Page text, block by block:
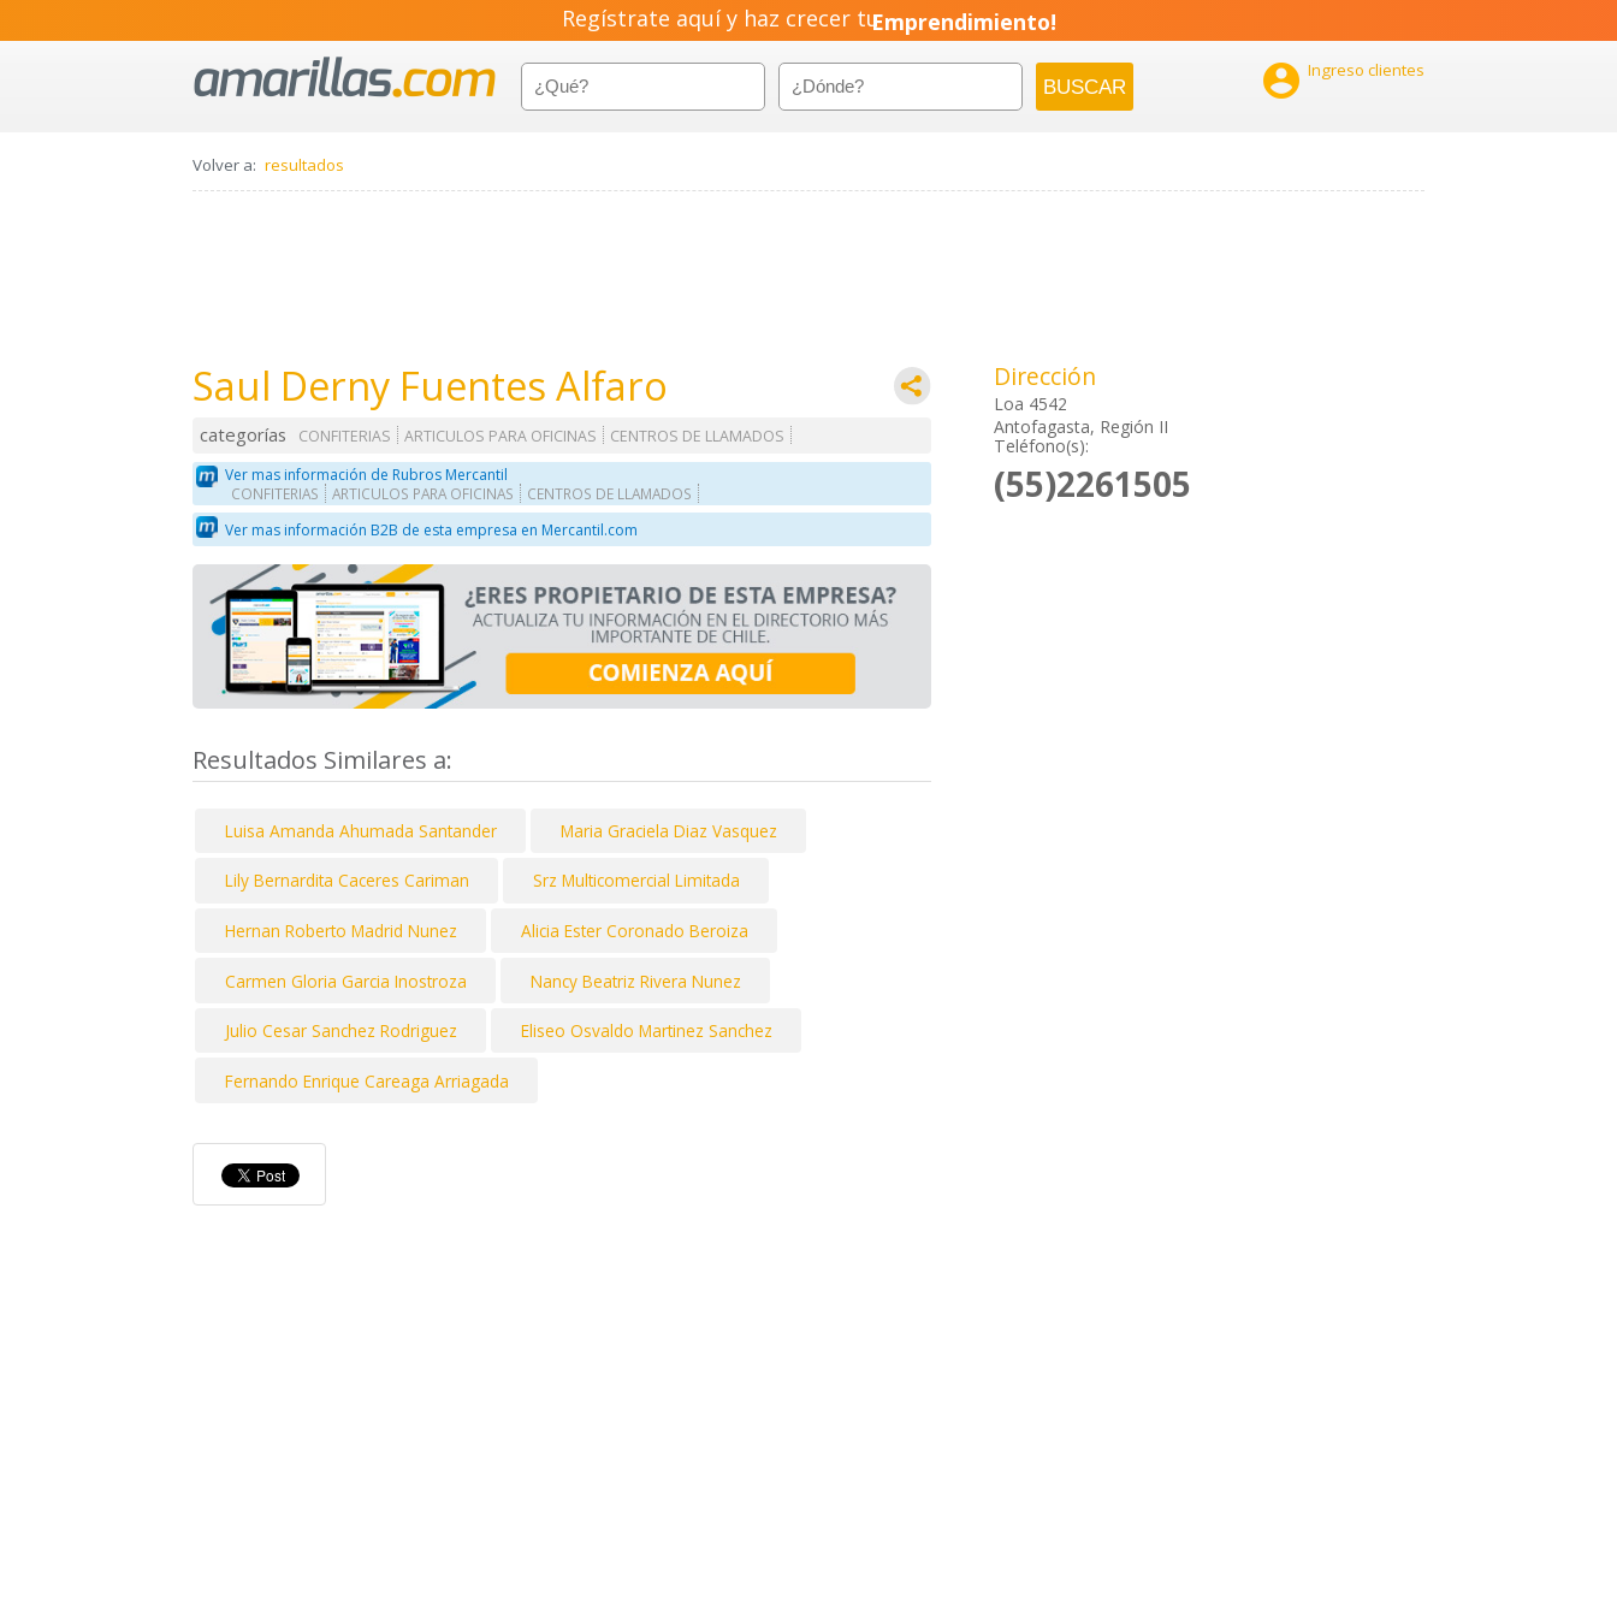
Regístrate aquí y haz crecer tuEmprendimiento!
 Ingreso clientes
Volver a: resultados
Saul Derny Fuentes Alfaro
categorías CONFITERIAS ARTICULOS PARA OFICINAS
CENTROS DE LLAMADOS
Ver mas información de Rubros Mercantil
CONFITERIAS ARTICULOS PARA OFICINAS CENTROS DE LLAMADOS
Ver mas información B2B de esta empresa en Mercantil.com
Resultados Similares a:
Luisa Amanda Ahumada Santander Maria Graciela Diaz Vasquez
Lily Bernardita Caceres Cariman Srz Multicomercial Limitada
Hernan Roberto Madrid Nunez Alicia Ester Coronado Beroiza
Carmen Gloria Garcia Inostroza Nancy Beatriz Rivera Nunez
Julio Cesar Sanchez Rodriguez Eliseo Osvaldo Martinez Sanchez
Fernando Enrique Careaga Arriagada
Dirección
Loa 4542
Antofagasta, Región II
Teléfono(s):
(55)2261505